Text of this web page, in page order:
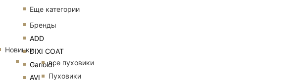
Еще категории
Бренды
ADD
DIXI COAT
Garioldi
AVI
Новинки
все пуховики
Пуховики